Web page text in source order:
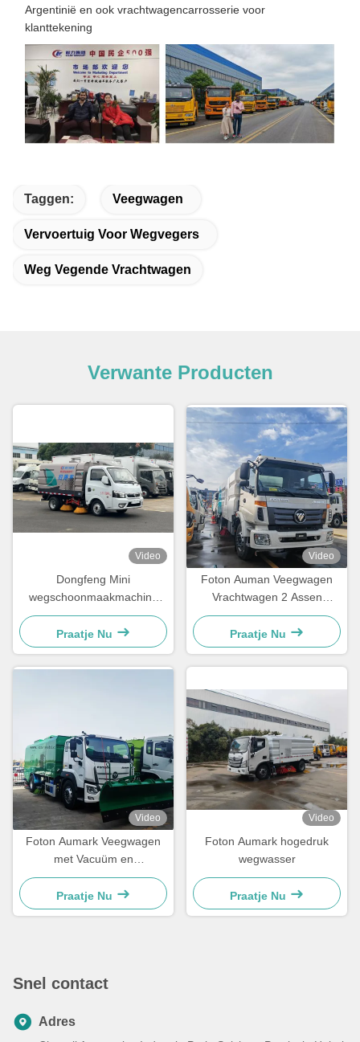
Argentinië en ook vrachtwagencarrosserie voor
klanttekening
Taggen: Veegwagen
Vervoertuig Voor Wegvegers
Weg Vegende Vrachtwagen
Verwante Producten
Video
Dongfeng Mini
wegschoonmaakmachine
stofzuigende
waterbespuitende
vrachtwagen
Praatje Nu
Video
Foton Auman Veegwagen
Vrachtwagen 2 Assen
Vacuüm Straatveegwagen
Praatje Nu
Video
Foton Aumark Veegwagen
met Vacuüm en
Sneeuwruimer
Praatje Nu
Video
Foton Aumark hogedruk
wegwasser
Praatje Nu
Snel contact
Adres